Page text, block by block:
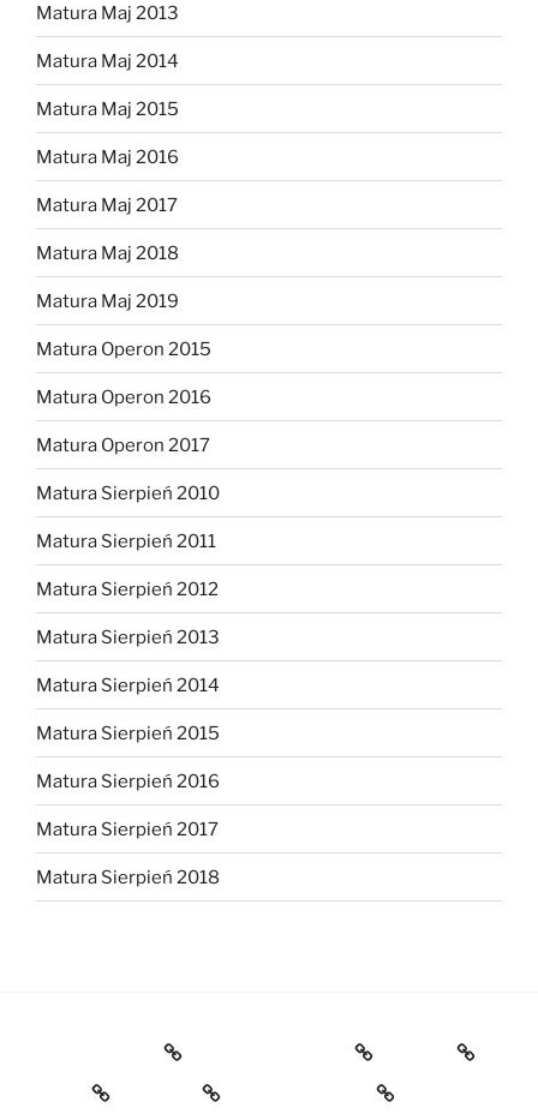
Matura Maj 2013
Matura Maj 2014
Matura Maj 2015
Matura Maj 2016
Matura Maj 2017
Matura Maj 2018
Matura Maj 2019
Matura Operon 2015
Matura Operon 2016
Matura Operon 2017
Matura Sierpień 2010
Matura Sierpień 2011
Matura Sierpień 2012
Matura Sierpień 2013
Matura Sierpień 2014
Matura Sierpień 2015
Matura Sierpień 2016
Matura Sierpień 2017
Matura Sierpień 2018
Strona główna Dlaczego warto?
O mnie
Opinie
Kontakt Chce dołączyć!